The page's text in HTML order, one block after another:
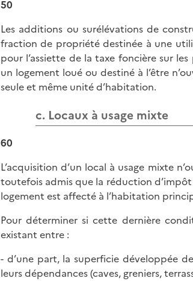
50
Les additions ou surélévations de
fraction de propriété destinée à une
pour l’assiette de la taxe foncière sur
un logement loué ou destiné à l’être
seule et même unité d’habitation.
c. Locaux à usage mixte
60
L’acquisition d’un local à usage mixte
toutefois admis que la réduction
logement est affecté à l’habitation
Pour déterminer si cette dernière
existant entre :
- d’une part, la superficie développée
leurs dépendances (caves, greniers,